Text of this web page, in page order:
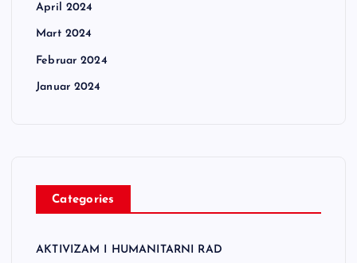
April 2024
Mart 2024
Februar 2024
Januar 2024
Categories
AKTIVIZAM I HUMANITARNI RAD